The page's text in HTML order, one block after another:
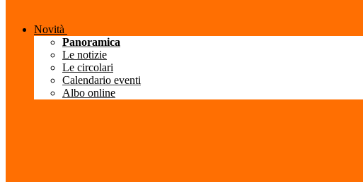
Novità
Panoramica
Le notizie
Le circolari
Calendario eventi
Albo online